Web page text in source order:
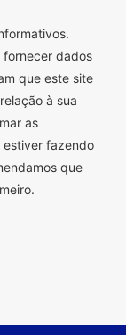
fornecer dados
que este site
à sua
as
estiver fazendo
que